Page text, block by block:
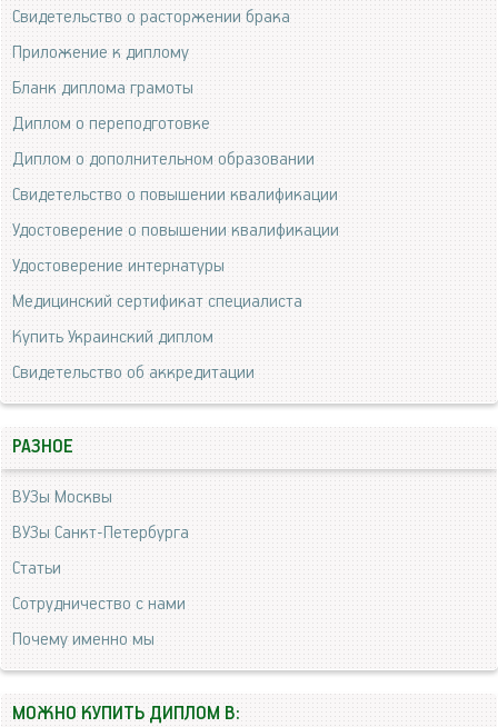
Свидетельство о расторжении брака
Приложение к диплому
Бланк диплома грамоты
Диплом о переподготовке
Диплом о дополнительном образовании
Свидетельство о повышении квалификации
Удостоверение о повышении квалификации
Удостоверение интернатуры
Медицинский сертификат специалиста
Купить Украинский диплом
Свидетельство об аккредитации
РАЗНОЕ
ВУЗы Москвы
ВУЗы Санкт-Петербурга
Статьи
Сотрудничество с нами
Почему именно мы
МОЖНО КУПИТЬ ДИПЛОМ В: